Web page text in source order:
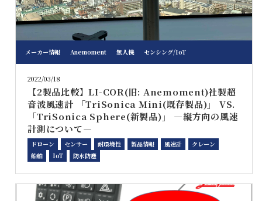
メーカー情報 Anemoment 無人機 センシング/IoT
2022/03/18
【2製品比較】LI-COR(旧: Anemoment)社製超
音波風速計 「TriSonica Mini(既存製品)」 VS.
「TriSonica Sphere(新製品)」 ―縦方向の風速
計測について―
ドローン センサー 耐環境性 製品情報 風速計
クレーン
船舶
IoT 防水防塵